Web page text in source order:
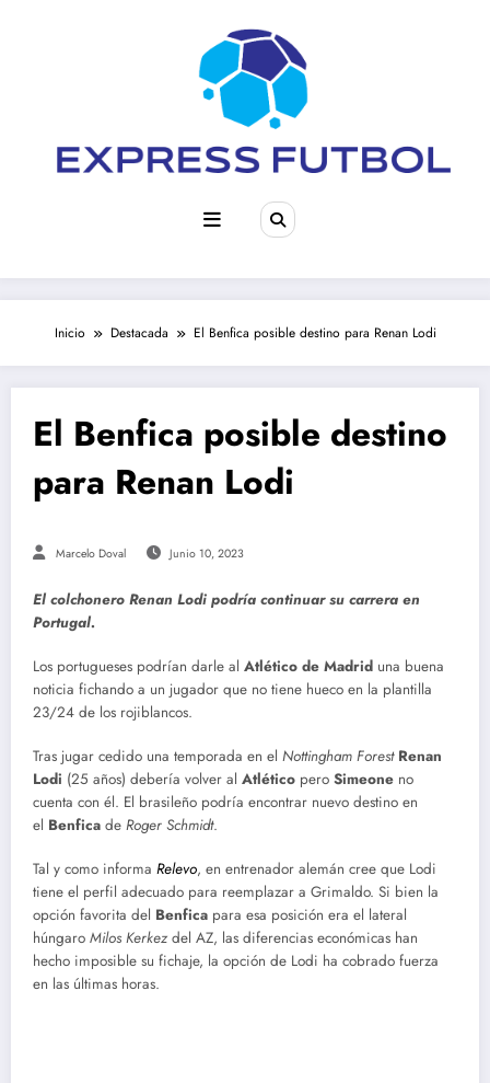
Inicio Destacada El Benfica posible destino para Renan Lodi
El Benfica posible destino
para Renan Lodi
Marcelo Doval Junio 10, 2023
El colchonero Renan Lodi podría continuar su carrera en
Portugal.
Los portugueses podrían darle al Atlético de Madrid una buena
noticia fichando a un jugador que no tiene hueco en la plantilla
23/24 de los rojiblancos.
Tras jugar cedido una temporada en el Nottingham Forest Renan
Lodi (25 años) debería volver al Atlético pero Simeone no
cuenta con él. El brasileño podría encontrar nuevo destino en
el Benfica de Roger Schmidt.
Tal y como informa Relevo, en entrenador alemán cree que Lodi
tiene el perfil adecuado para reemplazar a Grimaldo. Si bien la
opción favorita del Benfica para esa posición era el lateral
húngaro Milos Kerkez del AZ, las diferencias económicas han
hecho imposible su fichaje, la opción de Lodi ha cobrado fuerza
en las últimas horas.